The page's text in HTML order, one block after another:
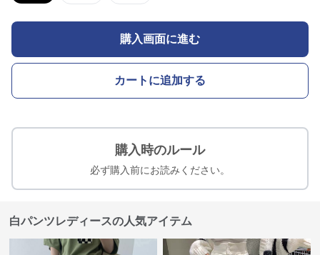
購入画面に進む
カートに追加する
購入時のルール
必ず購入前にお読みください。
白パンツレディースの人気アイテム